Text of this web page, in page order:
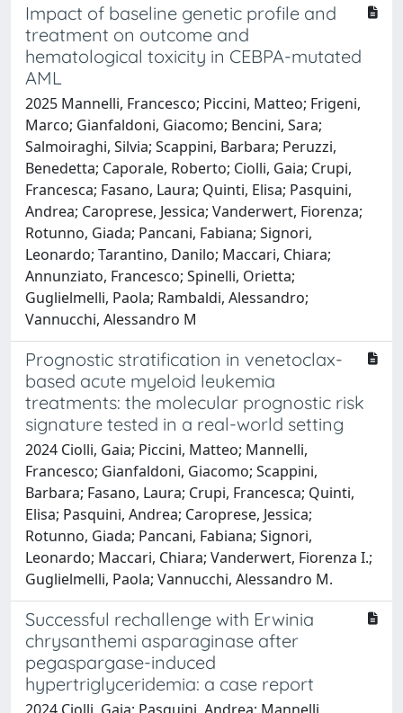
Impact of baseline genetic profile and
treatment on outcome and
hematological toxicity in CEBPA-mutated
AML
2025 Mannelli, Francesco; Piccini, Matteo; Frigeni,
Marco; Gianfaldoni, Giacomo; Bencini, Sara;
Salmoiraghi, Silvia; Scappini, Barbara; Peruzzi,
Benedetta; Caporale, Roberto; Ciolli, Gaia; Crupi,
Francesca; Fasano, Laura; Quinti, Elisa; Pasquini,
Andrea; Caroprese, Jessica; Vanderwert, Fiorenza;
Rotunno, Giada; Pancani, Fabiana; Signori,
Leonardo; Tarantino, Danilo; Maccari, Chiara;
Annunziato, Francesco; Spinelli, Orietta;
Guglielmelli, Paola; Rambaldi, Alessandro;
Vannucchi, Alessandro M
Prognostic stratification in venetoclax-
based acute myeloid leukemia
treatments: the molecular prognostic risk
signature tested in a real-world setting
2024 Ciolli, Gaia; Piccini, Matteo; Mannelli,
Francesco; Gianfaldoni, Giacomo; Scappini,
Barbara; Fasano, Laura; Crupi, Francesca; Quinti,
Elisa; Pasquini, Andrea; Caroprese, Jessica;
Rotunno, Giada; Pancani, Fabiana; Signori,
Leonardo; Maccari, Chiara; Vanderwert, Fiorenza I.;
Guglielmelli, Paola; Vannucchi, Alessandro M.
Successful rechallenge with Erwinia
chrysanthemi asparaginase after
pegaspargase-induced
hypertriglyceridemia: a case report